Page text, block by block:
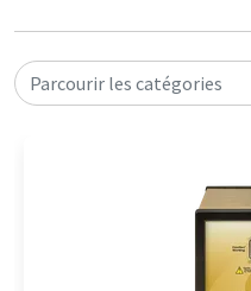
Parcourir les catégories